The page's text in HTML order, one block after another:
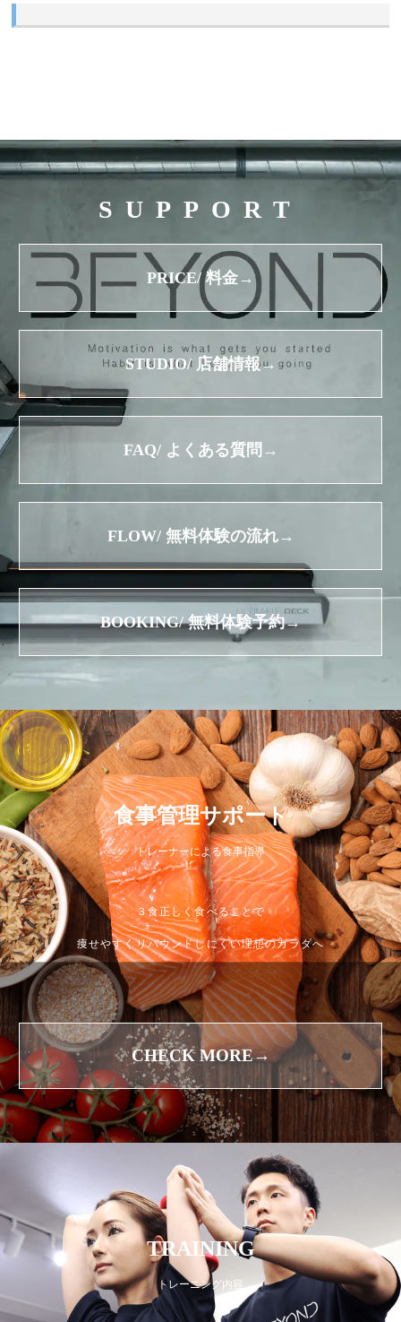
SUPPORT
PRICE/ 料金→
STUDIO/ 店舗情報→
FAQ/ よくある質問→
FLOW/ 無料体験の流れ→
BOOKING/ 無料体験予約→
食事管理サポート
トレーナーによる食事指導
３食正しく食べることで
痩せやすくリバウンドしにくい理想のカラダへ
CHECK MORE→
TRAINING
トレーニング内容